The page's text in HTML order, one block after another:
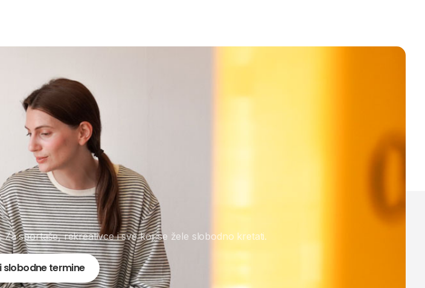
sportaše, rekreativce i sve koji se žele slobodno kretati.
slobodne termine